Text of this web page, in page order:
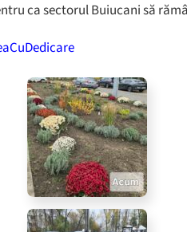
ca sectorul Buiucani să